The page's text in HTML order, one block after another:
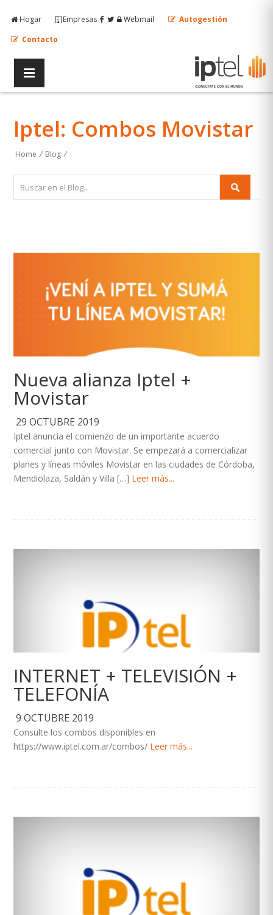
Hogar Empresas Webmail
Autogestión
Contacto
Iptel: Combos Movistar
Home / Blog /
Nueva alianza Iptel +
Movistar
29 OCTUBRE 2019
Iptel anuncia el comienzo de un importante acuerdo
comercial junto con Movistar. Se empezará a comercializar
planes y líneas móviles Movistar en las ciudades de Córdoba,
Mendiolaza, Saldán y Villa […] Leer más...
INTERNET + TELEVISIÓN +
TELEFONÍA
9 OCTUBRE 2019
Consulte los combos disponibles en
https://www.iptel.com.ar/combos/ Leer más...